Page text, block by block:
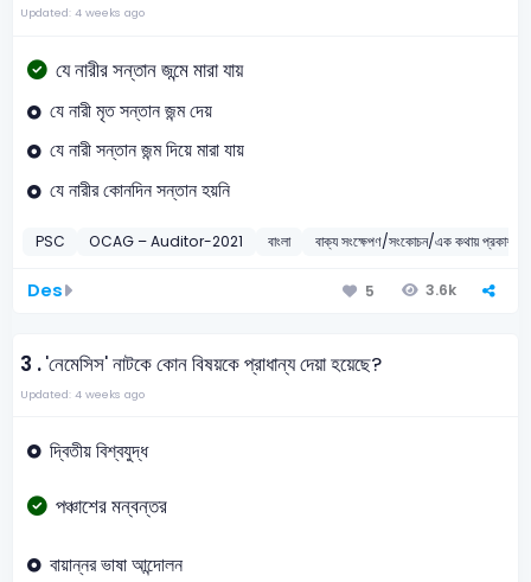
Updated: 4 weeks ago
যে নারীর সন্তান জন্মে মারা যায়
যে নারী মৃত সন্তান জন্ম দেয়
যে নারী সন্তান জন্ম দিয়ে মারা যায়
যে নারীর কোনদিন সন্তান হয়নি
PSC OCAG – Auditor-2021 বাংলা বাক্য সংক্ষেপণ/সংকোচন/এক কথায় প্রকাশ
Des 5 3.6k
3 .'নেমেসিস' নাটকে কোন বিষয়কে প্রাধান্য দেয়া হয়েছে?
Updated: 4 weeks ago
দ্বিতীয় বিশ্বযুদ্ধ
পঞ্চাশের মন্বন্তর
বায়ান্নর ভাষা আন্দোলন